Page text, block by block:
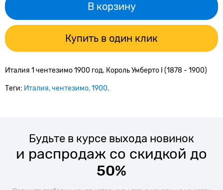
В корзину
Купить в один клик
Италия 1 чентезимо 1900 год. Король Умберто I (1878 - 1900)
Теги: Италия чентезимо 1900
Будьте в курсе выхода новинок
и распродаж со скидкой до
50%